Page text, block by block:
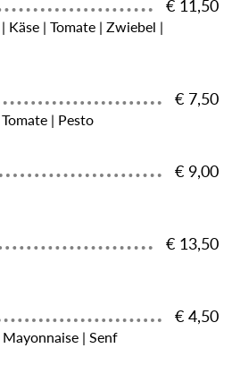
€ 11,50
Käse | Tomate | Zwiebel |
€ 7,50
| Pesto
€ 9,00
€ 13,50
€ 4,50
| Senf